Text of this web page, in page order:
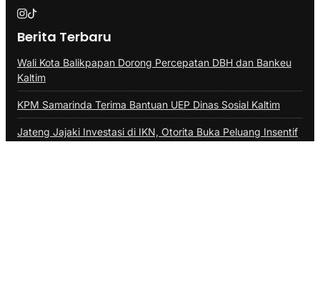
Berita Terbaru
Wali Kota Balikpapan Dorong Percepatan DBH dan Bankeu
Kaltim
KPM Samarinda Terima Bantuan UEP Dinas Sosial Kaltim
Jateng Jajaki Investasi di IKN, Otorita Buka Peluang Insentif